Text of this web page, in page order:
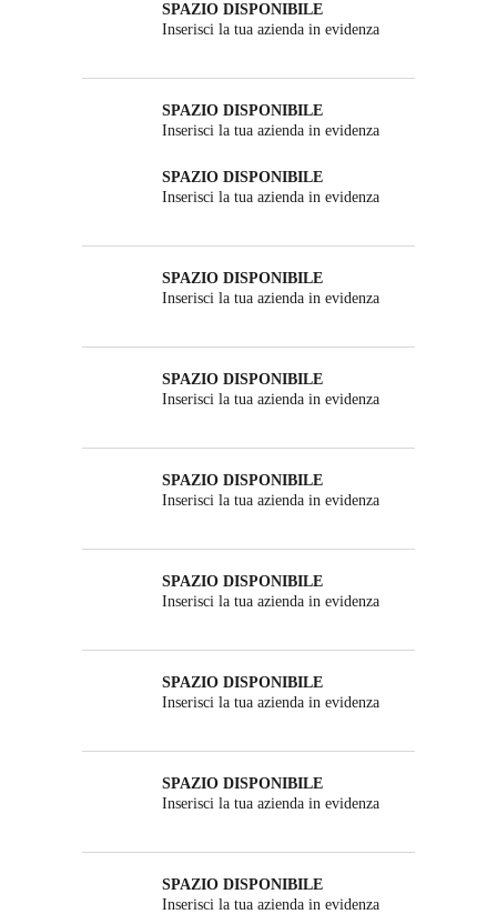
SPAZIO DISPONIBILE
Inserisci la tua azienda in evidenza
SPAZIO DISPONIBILE
Inserisci la tua azienda in evidenza
SPAZIO DISPONIBILE
Inserisci la tua azienda in evidenza
SPAZIO DISPONIBILE
Inserisci la tua azienda in evidenza
SPAZIO DISPONIBILE
Inserisci la tua azienda in evidenza
SPAZIO DISPONIBILE
Inserisci la tua azienda in evidenza
SPAZIO DISPONIBILE
Inserisci la tua azienda in evidenza
SPAZIO DISPONIBILE
Inserisci la tua azienda in evidenza
SPAZIO DISPONIBILE
Inserisci la tua azienda in evidenza
SPAZIO DISPONIBILE
Inserisci la tua azienda in evidenza